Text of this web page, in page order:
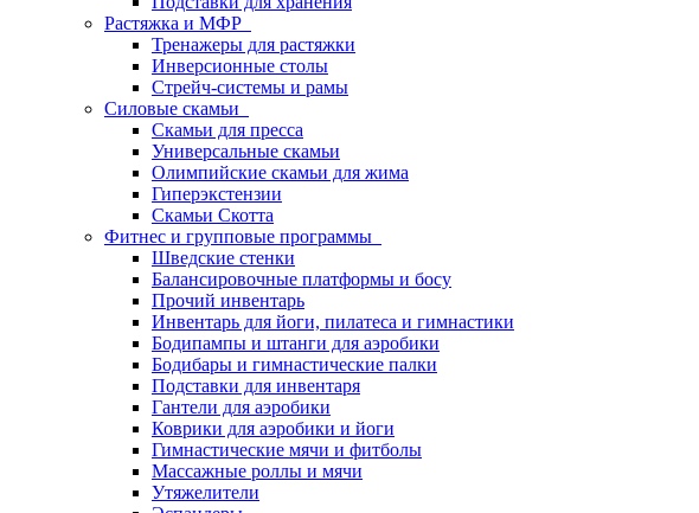
Растяжка и МФР
Тренажеры для растяжки
Инверсионные столы
Стрейч-системы и рамы
Силовые скамьи
Скамьи для пресса
Универсальные скамьи
Олимпийские скамьи для жима
Гиперэкстензии
Скамьи Скотта
Фитнес и групповые программы
Шведские стенки
Балансировочные платформы и босу
Прочий инвентарь
Инвентарь для йоги, пилатеса и гимнастики
Бодипампы и штанги для аэробики
Бодибары и гимнастические палки
Подставки для инвентаря
Гантели для аэробики
Коврики для аэробики и йоги
Гимнастические мячи и фитболы
Массажные роллы и мячи
Утяжелители